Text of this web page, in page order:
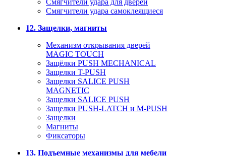
Смягчители удара для дверей
Cмягчители удара самоклеящиеся
12. Защелки, магниты
Механизм открывания дверей
MAGIC TOUCH
Защёлки PUSH MECHANICAL
Защелки T-PUSH
Защелки SALICE PUSH
MAGNETIC
Защелки SALICE PUSH
Защелки PUSH-LATCH и M-PUSH
Защелки
Магниты
Фиксаторы
13. Подъемные механизмы для мебели